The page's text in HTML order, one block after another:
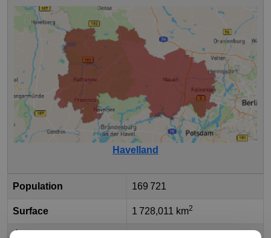
Havelland
Population 169 721
Surface 1 728,011 km2